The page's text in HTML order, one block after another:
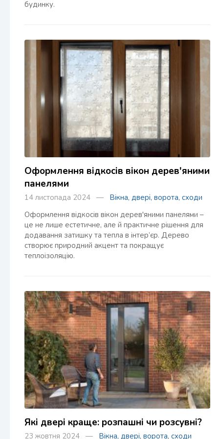
будинку.
Оформлення відкосів вікон дерев'яними
панелями
14 листопада 2024 — Вікна, двері, ворота, сходи
Оформлення відкосів вікон дерев'яними панелями –
це не лише естетичне, але й практичне рішення для
додавання затишку та тепла в інтер’єр. Дерево
створює природний акцент та покращує
теплоізоляцію.
Які двері краще: розпашні чи розсувні?
23 жовтня 2024 — Вікна, двері, ворота, сходи